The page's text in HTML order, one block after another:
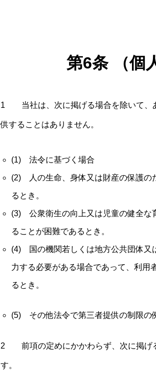
第6条 （個
1 当社は、次に掲げる場合を除いて、
供することはありません。
(1) 法令に基づく場合
(2) 人の生命、身体又は財産の保護の
るとき。
(3) 公衆衛生の向上又は児童の健全な
ることが困難であるとき。
(4) 国の機関若しくは地方公共団体又
力する必要がある場合であって、利用
るとき。
(5) その他法令で第三者提供の制限の
2 前項の定めにかかわらず、次に掲げ
す。